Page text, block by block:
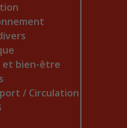
et bien-être
/ Circulation